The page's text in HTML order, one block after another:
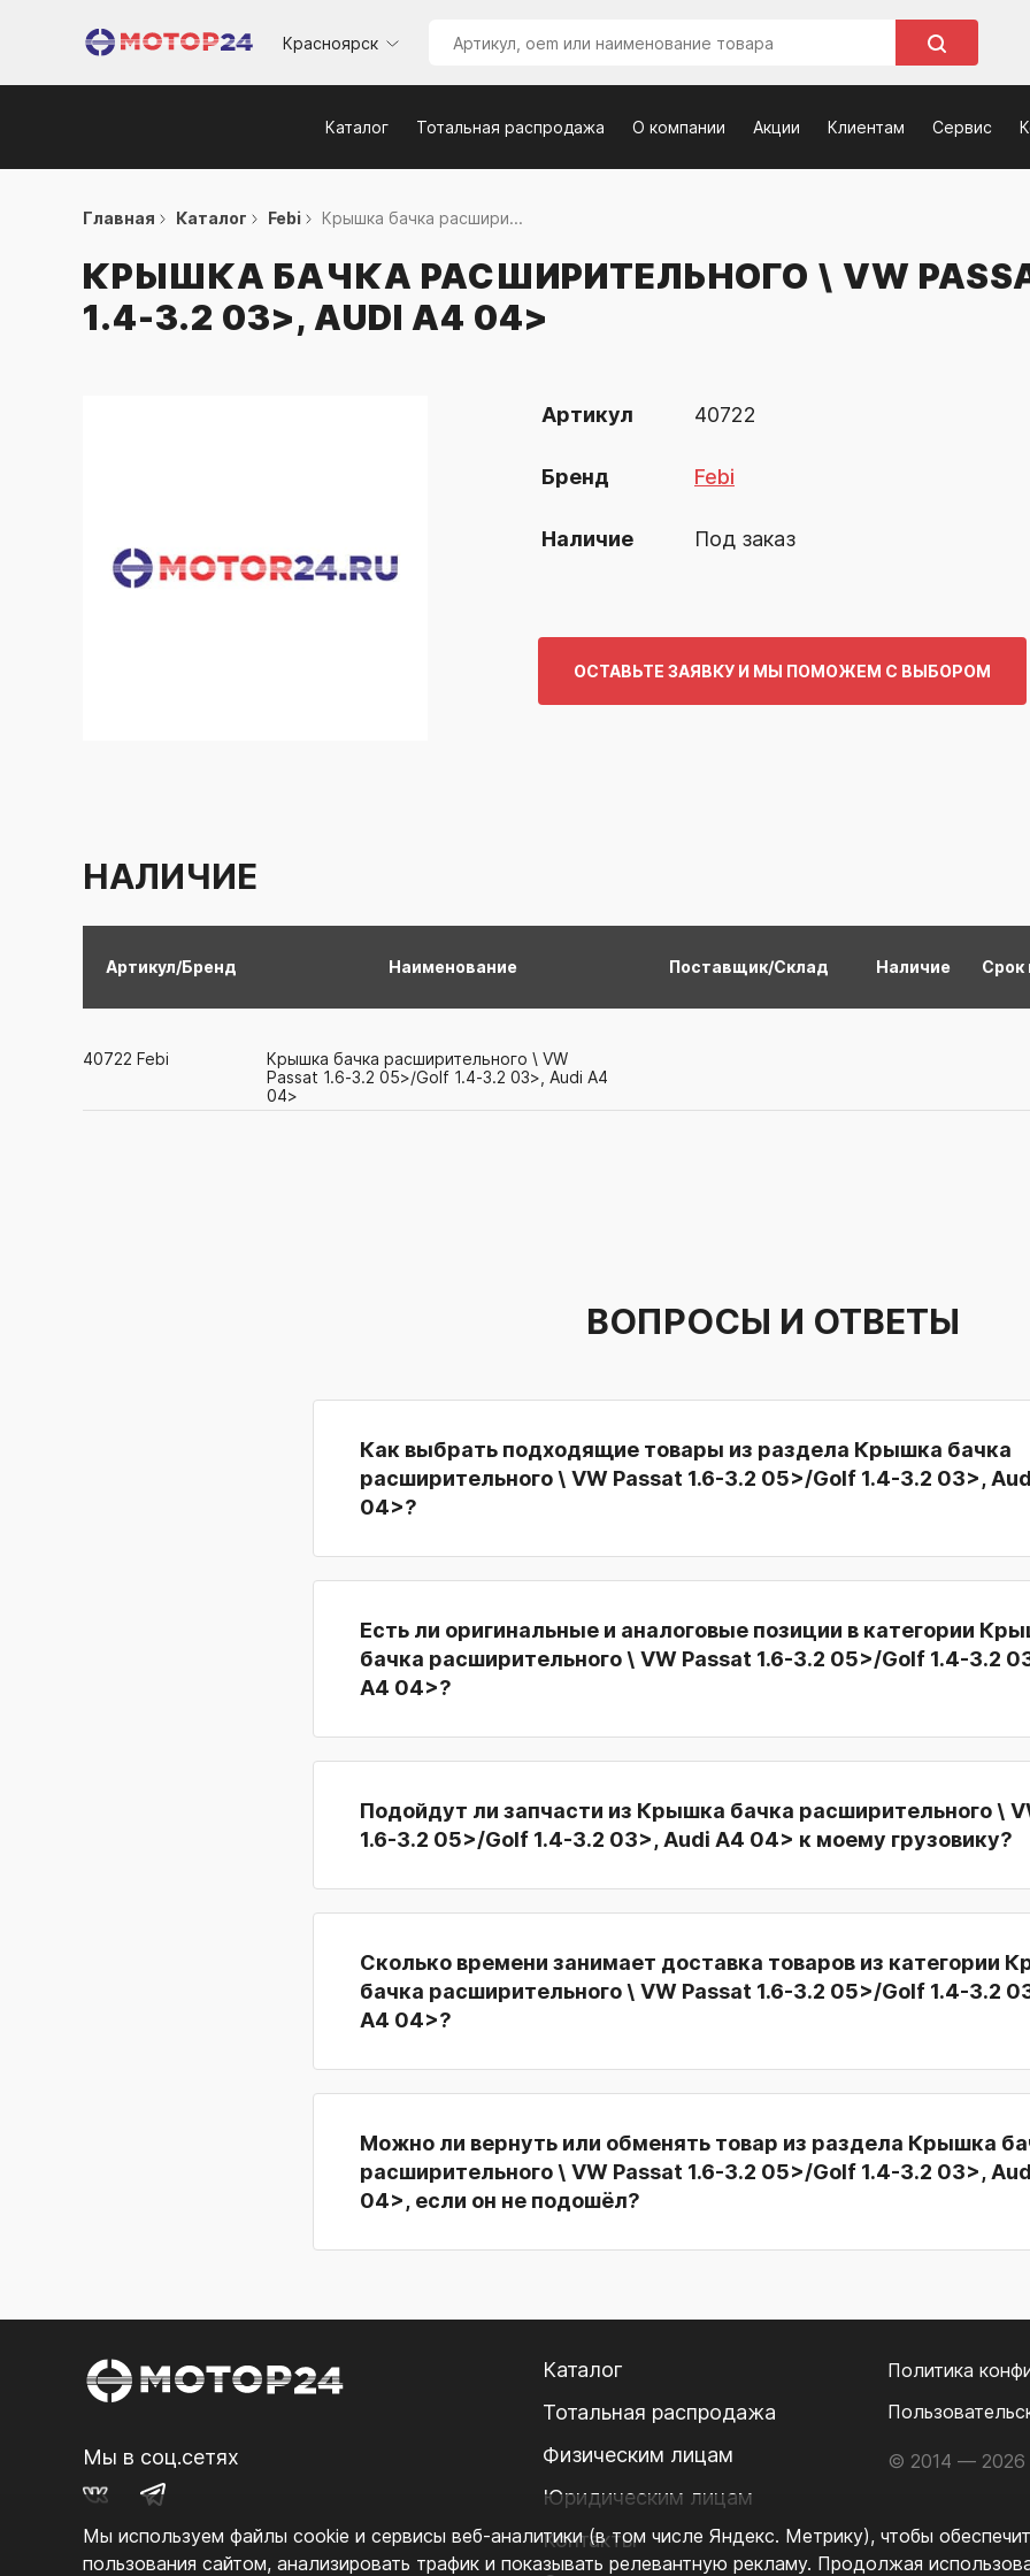
Красноярск
Каталог Тотальная распродажа О компании Акции Клиентам Сервис
Главная Каталог Febi Крышка бачка расшири...
КРЫШКА БАЧКА РАСШИРИТЕЛЬНОГО \ VW
1.4-3.2 03>, AUDI A4 04>
Артикул 40722
Бренд Febi
Наличие Под заказ
ОСТАВЬТЕ ЗАЯВКУ И МЫ ПОМОЖЕМ С ВЫБОРОМ
НАЛИЧИЕ
Артикул/Бренд Наименование Поставщик/Склад Наличие Срок
40722 Febi
Крышка бачка расширительного \ VW
Passat 1.6-3.2 05>/Golf 1.4-3.2 03>, Audi A4
04>
ВОПРОСЫ И ОТВЕТЫ
Как выбрать подходящие товары из раздела Крышка бачка
расширительного \ VW Passat 1.6-3.2 05>/Golf 1.4-3.2 03>,
04>?
Есть ли оригинальные и аналоговые позиции в категории
бачка расширительного \ VW Passat 1.6-3.2 05>/Golf 1.4-3.2
A4 04>?
Подойдут ли запчасти из Крышка бачка расширительного \
1.6-3.2 05>/Golf 1.4-3.2 03>, Audi A4 04> к моему грузовику?
Сколько времени занимает доставка товаров из категории
бачка расширительного \ VW Passat 1.6-3.2 05>/Golf 1.4-3.2
A4 04>?
Можно ли вернуть или обменять товар из раздела Крышка
расширительного \ VW Passat 1.6-3.2 05>/Golf 1.4-3.2 03>,
04>, если он не подошёл?
Мы используем файлы cookie и сервисы веб‑аналитики (в том числе Яндекс. Метрику), чтобы
пользования сайтом, анализировать трафик и показывать релевантную рекламу. Продолжая
Мы в соц.сетях
Каталог
Тотальная распродажа
Физическим лицам
Юридическим лицам
Контакты
Политика
© 2014 — 2026